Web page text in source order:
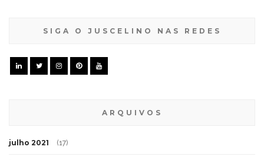
SIGA O JUSCELINO NAS REDES
ARQUIVOS
julho 2021 (17)